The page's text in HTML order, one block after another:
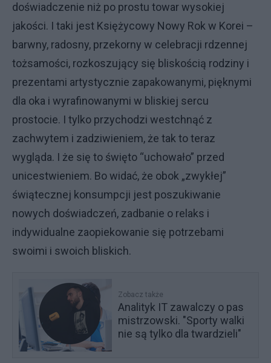
doświadczenie niż po prostu towar wysokiej
jakości. I taki jest Księżycowy Nowy Rok w Korei –
barwny, radosny, przekorny w celebracji rdzennej
tożsamości, rozkoszujący się bliskością rodziny i
prezentami artystycznie zapakowanymi, pięknymi
dla oka i wyrafinowanymi w bliskiej sercu
prostocie. I tylko przychodzi westchnąć z
zachwytem i zadziwieniem, że tak to teraz
wygląda. I że się to święto “uchowało” przed
unicestwieniem. Bo widać, że obok „zwykłej”
świątecznej konsumpcji jest poszukiwanie
nowych doświadczeń, zadbanie o relaks i
indywidualne zaopiekowanie się potrzebami
swoimi i swoich bliskich.
Zobacz także
Analityk IT zawalczy o pas
mistrzowski. "Sporty walki
nie są tylko dla twardzieli"